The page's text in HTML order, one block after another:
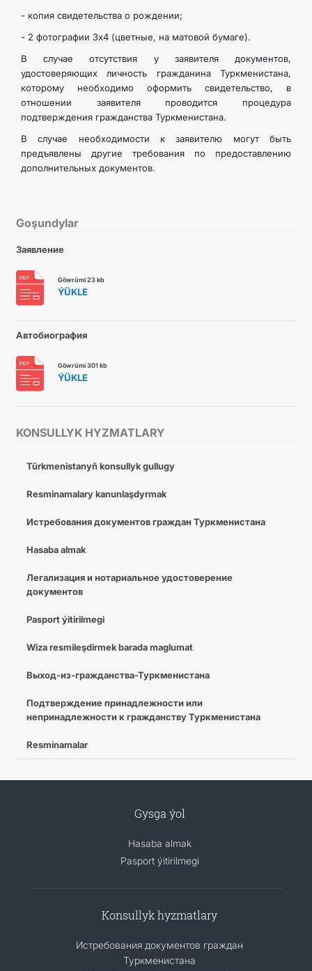
KONSULLYK HYZMATLARY
Türkmenistanyň konsullyk gullugy
Resminamalary kanunlaşdyrmak
Истребования документов граждан Туркменистана
Hasaba almak
Легализация и нотариальное удостоверение
документов
Pasport ýitirilmegi
Wiza resmileşdirmek barada maglumat
Выход-из-гражданства-Туркменистана
Подтверждение принадлежности или
непринадлежности к гражданству Туркменистана
Resminamalar
- копия свидетельства о рождении;
- 2 фотографии 3х4 (цветные, на матовой бумаге).
В случае отсутствия у заявителя документов,
удостоверяющих личность гражданина Туркменистана,
которому необходимо оформить свидетельство, в
отношении заявителя проводится процедура
подтверждения гражданства Туркменистана.
В случае необходимости к заявителю могут быть
предъявлены другие требования по предоставлению
дополнительных документов.
Goşundylar
Заявление
Göwrümi 23 kb
ÝÜKLE
Автобиография
Göwrümi 301 kb
ÝÜKLE
Gysga ýol
Hasaba almak
Pasport ýitirilmegi
Konsullyk hyzmatlary
Истребования документов граждан
Туркменистана